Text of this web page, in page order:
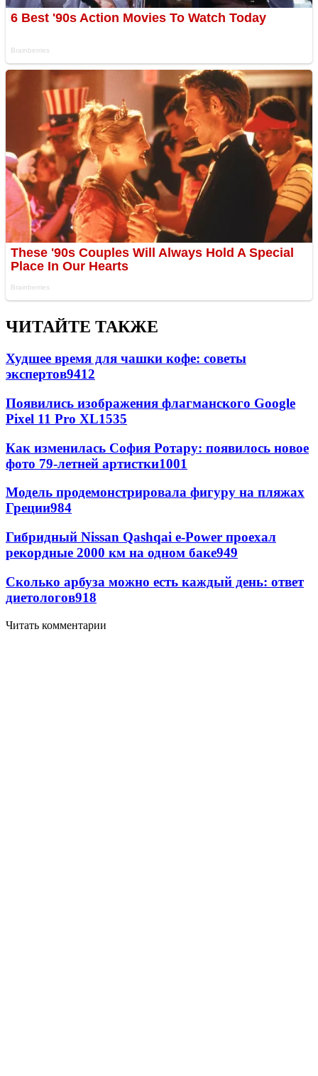
ЧИТАЙТЕ ТАКЖЕ
Худшее время для чашки кофе: советы
экспертов9412
Появились изображения флагманского Google
Pixel 11 Pro XL1535
Как изменилась София Ротару: появилось новое
фото 79-летней артистки1001
Модель продемонстрировала фигуру на пляжах
Греции984
Гибридный Nissan Qashqai e-Power проехал
рекордные 2000 км на одном баке949
Сколько арбуза можно есть каждый день: ответ
диетологов918
Читать комментарии